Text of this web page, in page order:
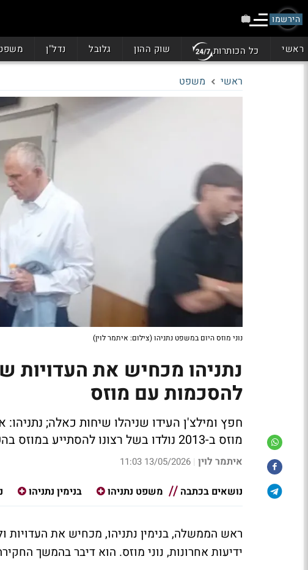
הירשמו
ראשי כל הכותרות שוק ההון גלובל נדל"ן
ראשי משפט
נוני מוזס היום במשפט נתניהו (צילום: איתמר לוין)
להסכמות עם מוזס
חפץ ומילצ'ן העידו שניהלו שיחות כאלה;
מוזס ב-2013 נולדו בשל רצונו להסתייע במוזס בהקמת קואליציה
איתמר לוין |
13/05/2026 11:03
נושאים בכתבה
משפט נתניהו בנימין נתניהו
ידיעות אחרונות, נוני מוזס. הוא דיבר בהמשך החקירה